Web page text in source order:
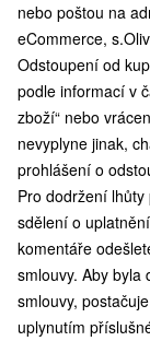
nebo poštou na
eCommerce,
Odstoupení od
podle informací v
zboží“ nebo
nevyplyne jinak,
prohlášení o
Pro dodržení
sdělení o
komentáře
smlouvy. Aby byla
smlouvy,
uplynutím